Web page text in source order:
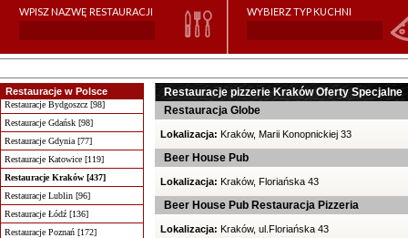
WPISZ NAZWĘ RESTAURACJI WYBIERZ TYP KUCHNI
Restauracje w Polsce
Restauracje Bydgoszcz [98]
Restauracje Gdańsk [98]
Restauracje Gdynia [77]
Restauracje Katowice [119]
Restauracje Kraków [437]
Restauracje Lublin [96]
Restauracje Łódź [136]
Restauracje Poznań [172]
Restauracje pizzerie Kraków Oferty Specjalne
Restauracja Globe
Lokalizacja: Kraków, Marii Konopnickiej 33
Beer House Pub
Lokalizacja: Kraków, Floriańska 43
Beer House Pub Restauracja Pizzeria
Lokalizacja: Kraków, ul.Floriańska 43